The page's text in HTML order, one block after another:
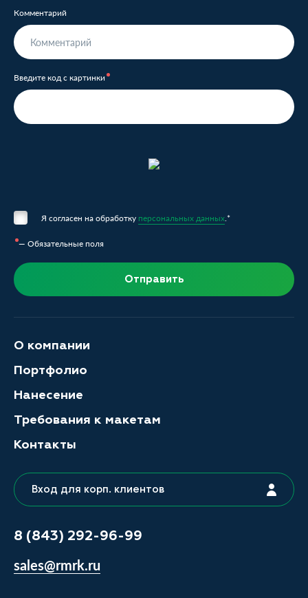
Комментарий
Введите код с картинки
Я согласен на обработку персональных данных.*
— Обязательные поля
Отправить
О компании
Портфолио
Нанесение
Требования к макетам
Контакты
Вход для корп. клиентов
8 (843) 292-96-99
sales@rmrk.ru